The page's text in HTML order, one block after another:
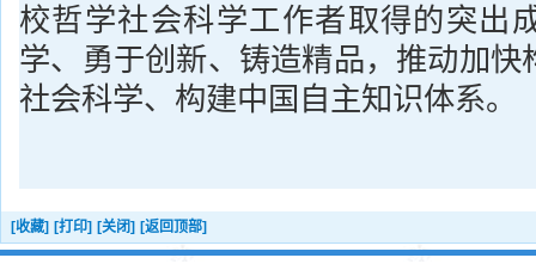
校哲学社会科学工作者取得的突出
学、勇于创新、铸造精品，推动加快
社会科学、构建中国自主知识体系。
[收藏] [打印] [关闭] [返回顶部]